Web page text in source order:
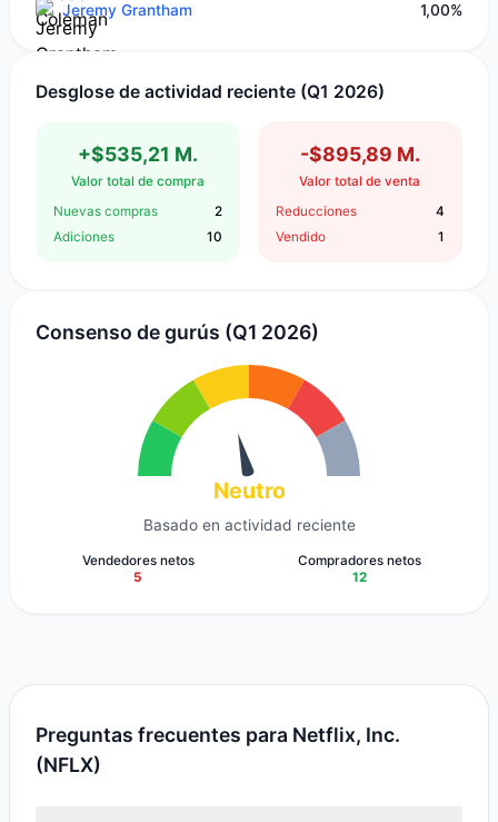
Jeremy Grantham
1,00%
Desglose de actividad reciente (Q1 2026)
+$535,21 M.
Valor total de compra
Nuevas compras
2
Adiciones
10
-$895,89 M.
Valor total de venta
Reducciones
4
Vendido
1
Consenso de gurús (Q1 2026)
Neutro
Basado en actividad reciente
Vendedores netos
5
Compradores netos
12
Preguntas frecuentes para Netflix, Inc.
(NFLX)